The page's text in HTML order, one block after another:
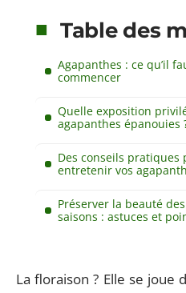
Table des
Agapanthes : ce qu’il
commencer
Quelle exposition
agapanthes épanouies
Des conseils
entretenir vos
Préserver la beauté
saisons : astuces et
La floraison ? Elle se joue